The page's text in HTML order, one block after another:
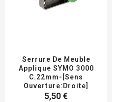
Serrure De Meuble
Applique SYMO 3000
C.22mm-[Sens
Ouverture:Droite]
5,50 €